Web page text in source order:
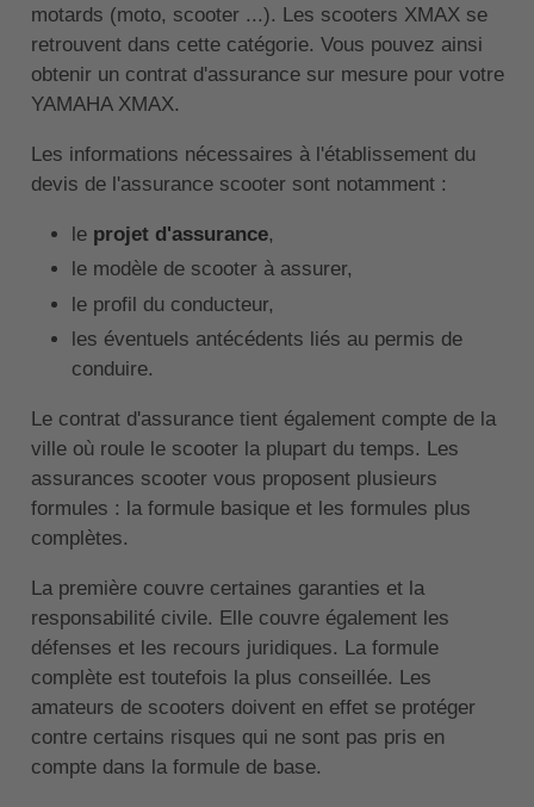
motards (moto, scooter ...). Les scooters XMAX se
retrouvent dans cette catégorie. Vous pouvez ainsi
obtenir un contrat d'assurance sur mesure pour votre
YAMAHA XMAX.
Les informations nécessaires à l'établissement du
devis de l'assurance scooter sont notamment :
le projet d'assurance,
le modèle de scooter à assurer,
le profil du conducteur,
les éventuels antécédents liés au permis de
conduire.
Le contrat d'assurance tient également compte de la
ville où roule le scooter la plupart du temps. Les
assurances scooter vous proposent plusieurs
formules : la formule basique et les formules plus
complètes.
La première couvre certaines garanties et la
responsabilité civile. Elle couvre également les
défenses et les recours juridiques. La formule
complète est toutefois la plus conseillée. Les
amateurs de scooters doivent en effet se protéger
contre certains risques qui ne sont pas pris en
compte dans la formule de base.